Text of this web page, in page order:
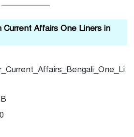
Current Affairs One Liners in